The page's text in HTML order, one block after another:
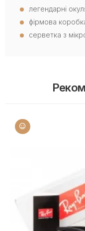
легендарні
фірмова
серветка з